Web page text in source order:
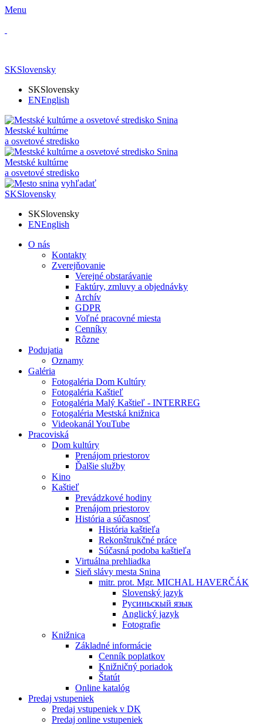
Menu
SKSlovensky
SKSlovensky
ENEnglish
Mestské kultúrne
a osvetové stredisko
Mestské kultúrne
a osvetové stredisko
vyhľadať
SKSlovensky
SKSlovensky
ENEnglish
O nás
Kontakty
Zverejňovanie
Verejné obstarávanie
Faktúry, zmluvy a objednávky
Archív
GDPR
Voľné pracovné miesta
Cenníky
Rôzne
Podujatia
Oznamy
Galéria
Fotogaléria Dom Kultúry
Fotogaléria Kaštieľ
Fotogaléria Malý Kaštieľ - INTERREG
Fotogaléria Mestská knižnica
Videokanál YouTube
Pracoviská
Dom kultúry
Prenájom priestorov
Ďalšie služby
Kino
Kaštieľ
Prevádzkové hodiny
Prenájom priestorov
História a súčasnosť
História kaštieľa
Rekonštrukčné práce
Súčasná podoba kaštieľa
Virtuálna prehliadka
Sieň slávy mesta Snina
mitr. prot. Mgr. MICHAL HAVERČÁK
Slovenský jazyk
Русиньскый язык
Anglický jazyk
Fotografie
Knižnica
Základné informácie
Cenník poplatkov
Knižničný poriadok
Štatút
Online katalóg
Predaj vstupeniek
Predaj vstupeniek v DK
Predaj online vstupeniek